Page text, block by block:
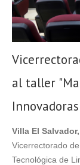
al taller
Villa El
Vicerrectorado
Tecnológica de